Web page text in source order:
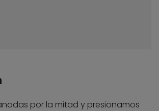
por la mitad y presionamos